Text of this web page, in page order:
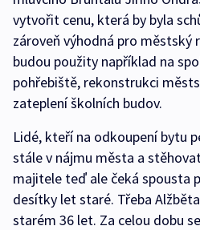
vytvořit cenu, která by byla
zároveň výhodná pro městský
budou použity například na
pohřebiště, rekonstrukci
zateplení školních budov.
Lidé, kteří na odkoupení bytu
stále v nájmu města a
majitele teď ale čeká spousta
desítky let staré. Třeba
starém 36 let. Za celou dobu